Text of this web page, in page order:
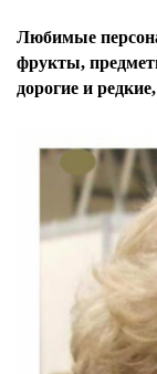
Любимые
фрукты,
дорогие и